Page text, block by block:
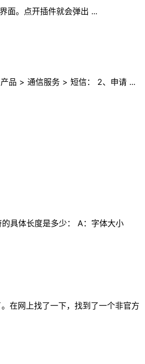
面。点开插件就会弹出 ...
品 > 通信服务 > 短信： 2、申请 ...
具体长度是多少： A：字体大小
在网上找了一下，找到了一个非官方